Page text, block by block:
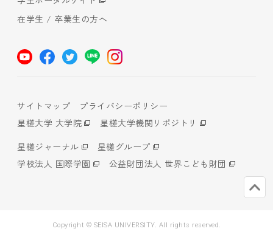
在学生 / 卒業生の方へ
サイトマップ
プライバシーポリシー
星槎大学 大学院
星槎大学機関リポジトリ
星槎ジャーナル
星槎グループ
学校法人 国際学園
公益財団法人 世界こども財団
Copyright © SEISA UNIVERSITY. All rights reserved.